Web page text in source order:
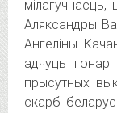
Аляксандры
Ангеліны
адчуць гонар
прысутных
скарб